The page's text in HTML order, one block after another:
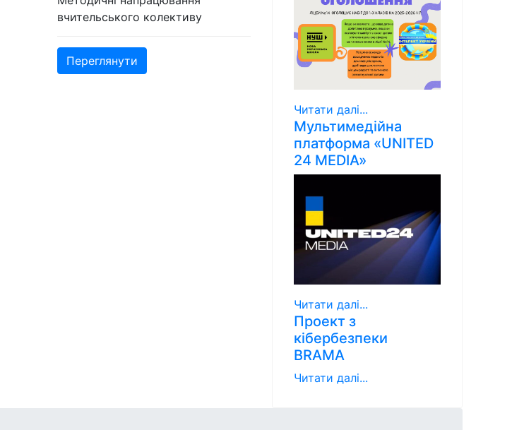
вчительського колективу
Переглянути
Читати далі...
Мультимедійна
платформа «UNITED
24 MEDIA»
Читати далі...
Проект з
кібербезпеки
BRAMA
Читати далі...